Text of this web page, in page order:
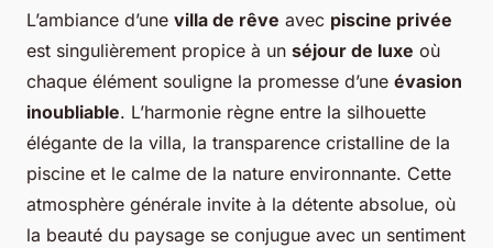
L’ambiance d’une villa de rêve avec piscine privée
est singulièrement propice à un séjour de luxe où
chaque élément souligne la promesse d’une évasion
inoubliable. L’harmonie règne entre la silhouette
élégante de la villa, la transparence cristalline de la
piscine et le calme de la nature environnante. Cette
atmosphère générale invite à la détente absolue, où
la beauté du paysage se conjugue avec un sentiment